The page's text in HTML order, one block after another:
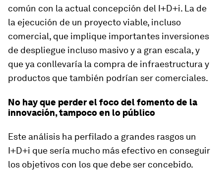
común con la actual concepción del I+D+i. La de
la ejecución de un proyecto viable, incluso
comercial, que implique importantes inversiones
de despliegue incluso masivo y a gran escala, y
que ya conllevaría la compra de infraestructura y
productos que también podrían ser comerciales.
No hay que perder el foco del fomento de la
innovación, tampoco en lo público
Este análisis ha perfilado a grandes rasgos un
I+D+i que sería mucho más efectivo en conseguir
los objetivos con los que debe ser concebido.